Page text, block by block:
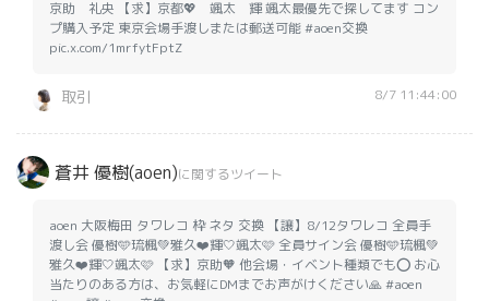
京助 礼央 【求】京都💖 颯太 輝 颯太最優先で探してます コン
プ購入予定 東京会場手渡しまたは郵送可能 #aoen交換
pic.x.com/1mrfytFptZ
取引 8/7 11:44:00
蒼井 優樹(aoen)に関するツイート
aoen 大阪梅田 タワレコ 枠 ネタ 交換 【譲】8/12タワレコ 全員手
渡し会 優樹🩵琉楓💚雅久❤️輝🤍颯太🩷 全員サイン会 優樹🩵琉楓💚
雅久❤️輝🤍颯太🩷 【求】京助🧡 他会場・イベント種類でも⭕️ お心
当たりのある方は、お気軽にDMまでお声がけください🙏 #aoen